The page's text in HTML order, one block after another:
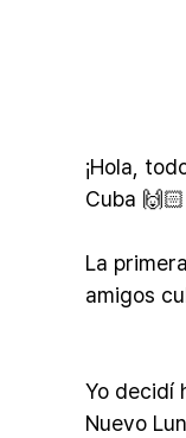
¡Hola,
Cuba 🙌🏻
La
amigos
Yo decidí
Nuevo